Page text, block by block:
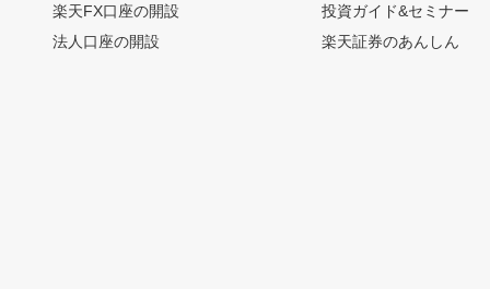
楽天FX口座の開設
法人口座の開設
投資ガイド&セミナー
楽天証券のあんしん